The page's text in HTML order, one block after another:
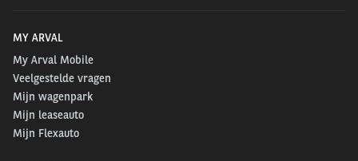
MY ARVAL
My Arval Mobile
Veelgestelde vragen
Mijn wagenpark
Mijn leaseauto
Mijn Flexauto